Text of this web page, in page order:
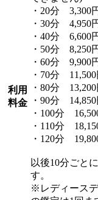
利用
料金
・20分 3,300
・30分 4,950
・40分 6,600
・50分 8,250
・60分 9,900
・70分 11,500
・80分 13,200
・90分 14,850
・100分
・110分
・120分
以後10分ごと
す。
※レディース